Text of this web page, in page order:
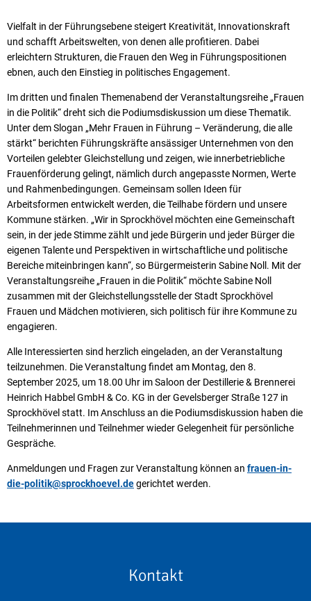
Vielfalt in der Führungsebene steigert Kreativität, Innovationskraft
und schafft Arbeitswelten, von denen alle profitieren. Dabei
erleichtern Strukturen, die Frauen den Weg in Führungspositionen
ebnen, auch den Einstieg in politisches Engagement.
Im dritten und finalen Themenabend der Veranstaltungsreihe „Frauen
in die Politik“ dreht sich die Podiumsdiskussion um diese Thematik.
Unter dem Slogan „Mehr Frauen in Führung – Veränderung, die alle
stärkt“ berichten Führungskräfte ansässiger Unternehmen von den
Vorteilen gelebter Gleichstellung und zeigen, wie innerbetriebliche
Frauenförde­rung gelingt, nämlich durch angepasste Normen, Werte
und Rahmenbedingungen. Gemeinsam sollen Ideen für
Arbeitsformen entwickelt werden, die Teilhabe fördern und unsere
Kommune stärken. „Wir in Sprockhövel möchten eine Gemeinschaft
sein, in der jede Stimme zählt und jede Bürgerin und jeder Bürger die
eigenen Talente und Perspektiven in wirtschaftliche und politische
Bereiche miteinbringen kann“, so Bürgermeisterin Sabine Noll. Mit der
Veranstaltungsreihe „Frauen in die Politik“ möchte Sabine Noll
zusammen mit der Gleich­stellungsstelle der Stadt Sprockhövel
Frauen und Mädchen motivieren, sich politisch für ihre Kommune zu
engagieren.
Alle Interessierten sind herzlich eingeladen, an der Veranstaltung
teilzunehmen. Die Veranstaltung findet am Montag, den 8.
September 2025, um 18.00 Uhr im Saloon der Destillerie & Brennerei
Heinrich Habbel GmbH & Co. KG in der Gevelsberger Straße 127 in
Sprockhövel statt. Im Anschluss an die Podiumsdiskussion haben die
Teilnehmerinnen und Teilnehmer wieder Gelegen­heit für persönliche
Gespräche.
Anmeldungen und Fragen zur Veranstaltung können an frauen-in-
die-politik@sprockhoevel.degerichtet werden.
Kontakt